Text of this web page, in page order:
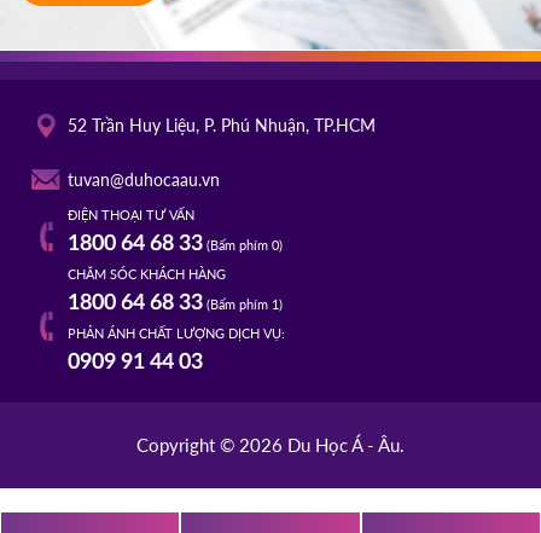
52 Trần Huy Liệu, P. Phú Nhuận, TP.HCM
tuvan@duhocaau.vn
ĐIỆN THOẠI TƯ VẤN
1800 64 68 33(Bấm phím 0)
CHĂM SÓC KHÁCH HÀNG
1800 64 68 33(Bấm phím 1)
PHẢN ÁNH CHẤT LƯỢNG DỊCH VỤ:
0909 91 44 03
Copyright © 2026 Du Học Á - Âu.